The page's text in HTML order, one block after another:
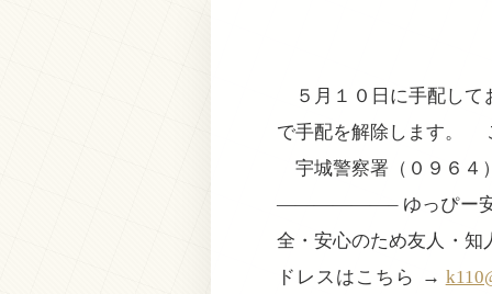
５月１０日に手配して
で手配を解除します。
宇城警察署（０９６４
——————– ゆっぴー安心
全・安心のため友人・知
ドレスはこちら →